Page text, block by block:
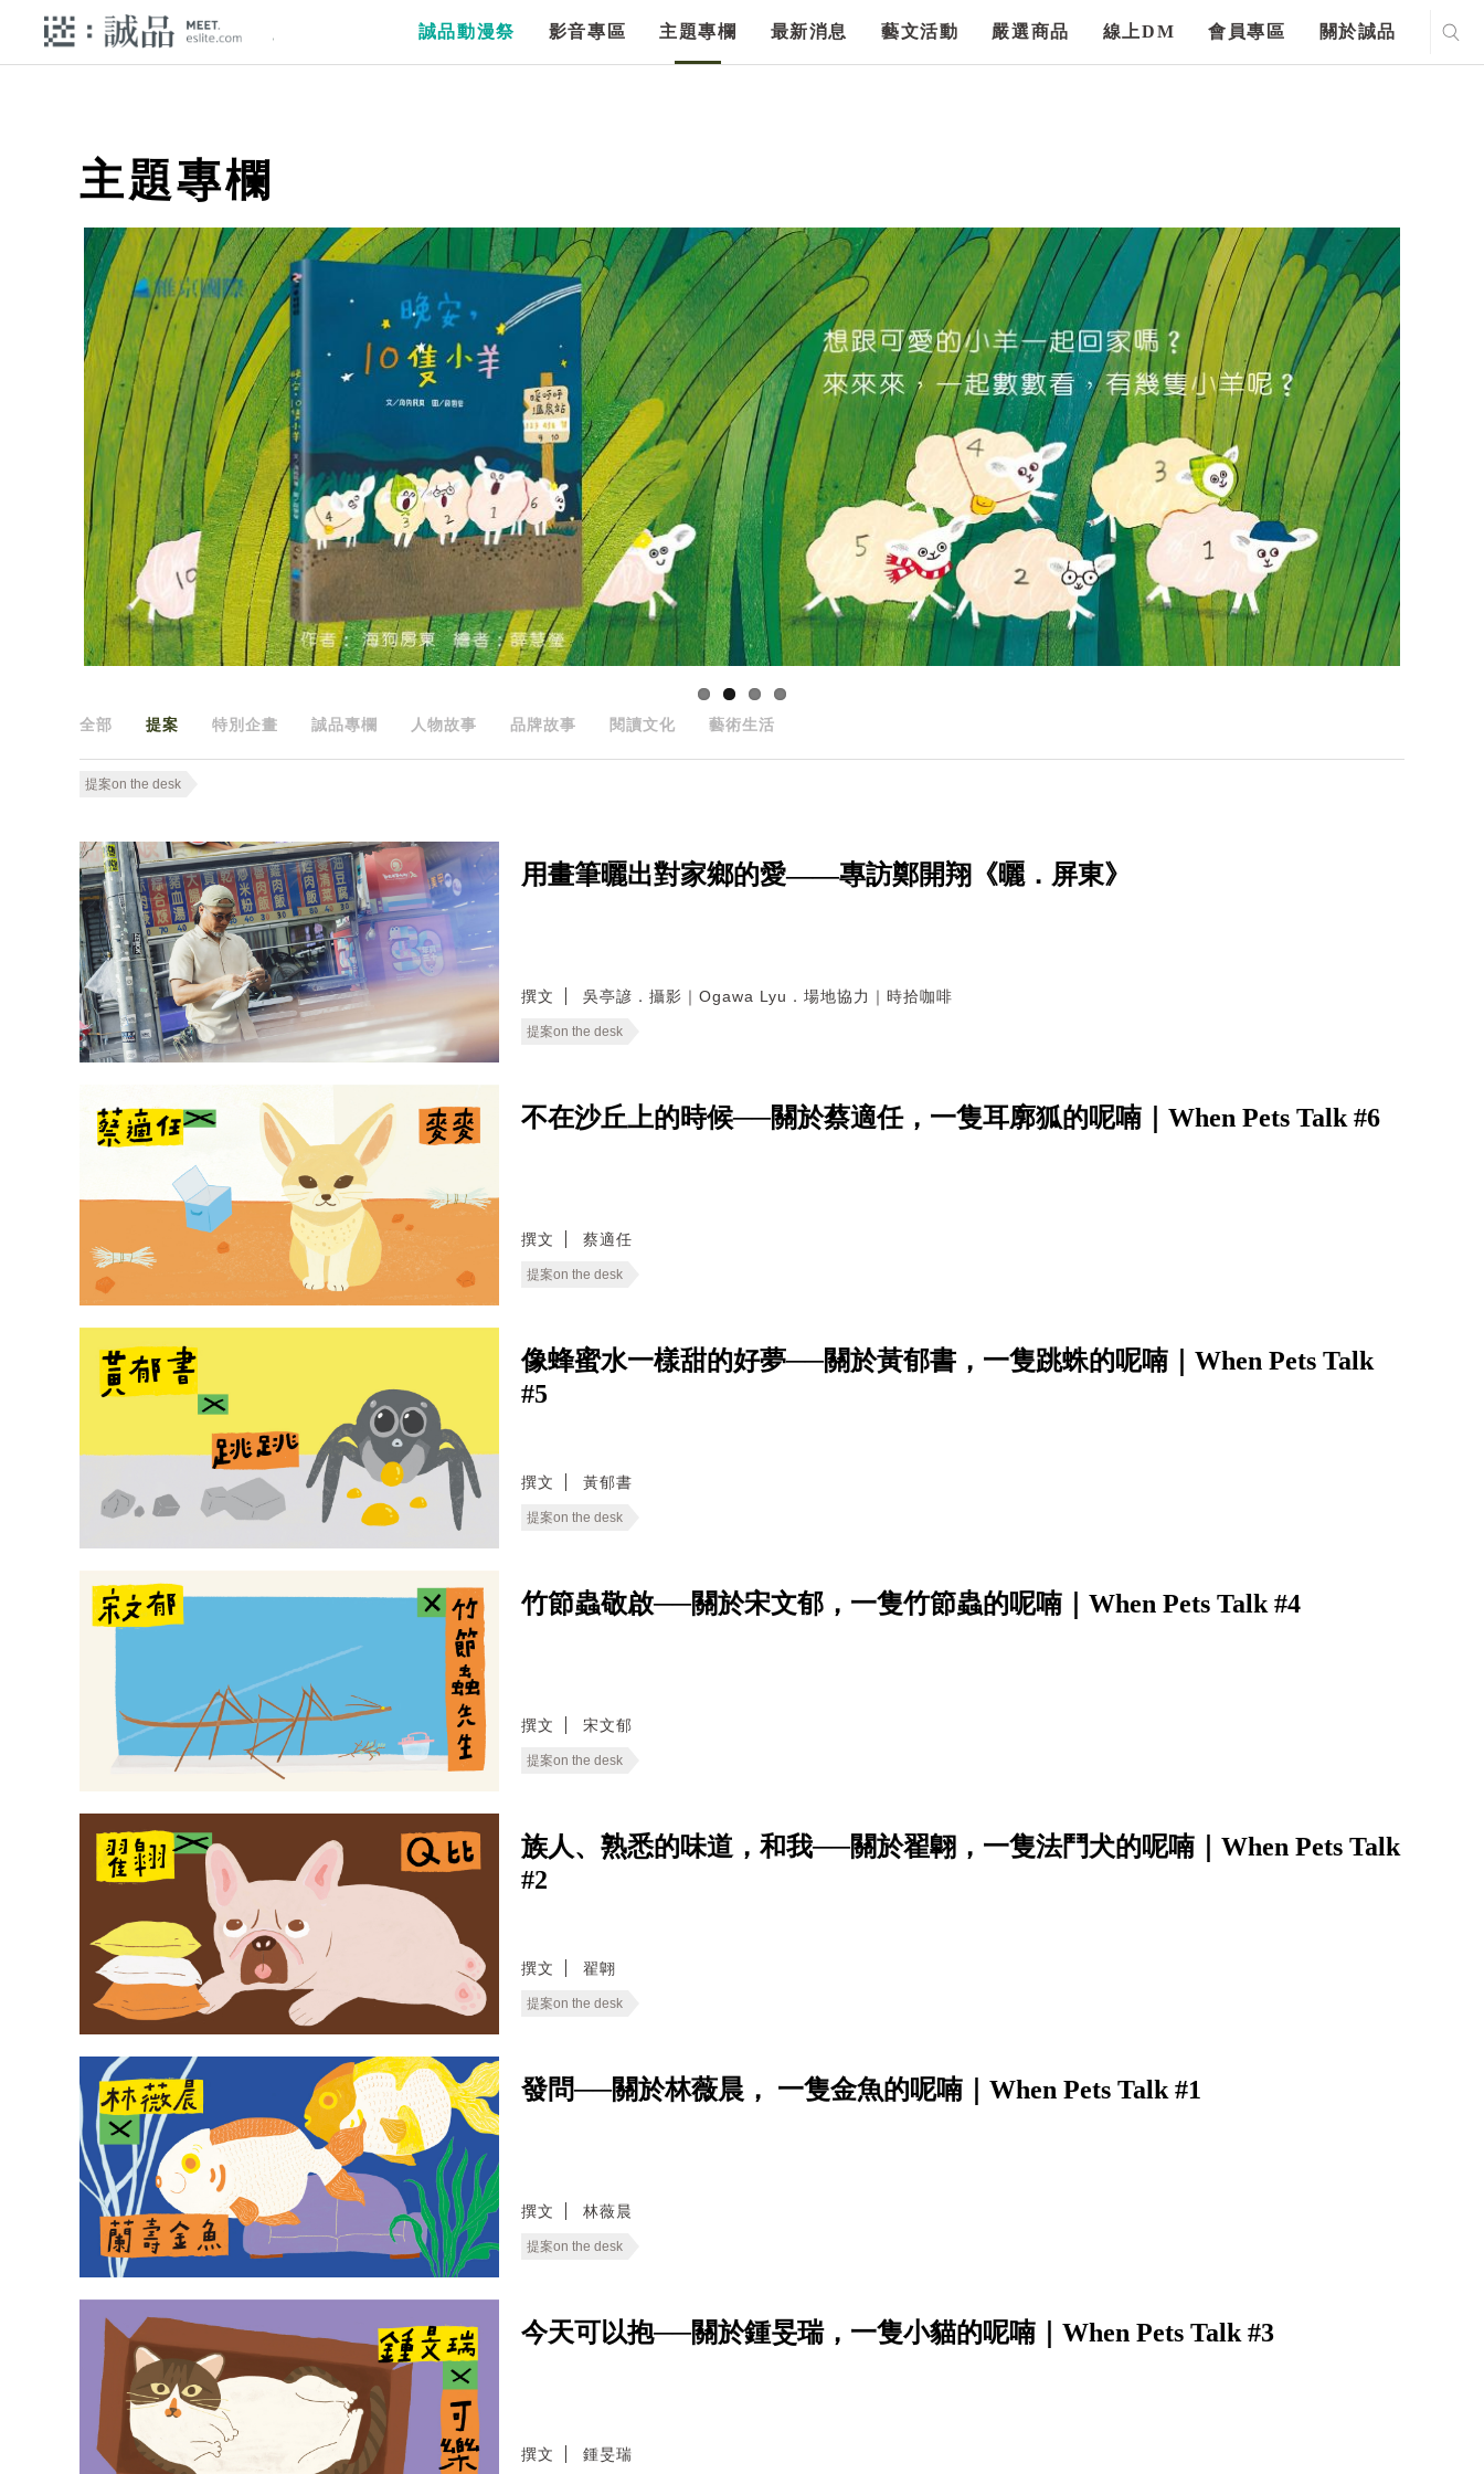
誠品動漫祭 影音專區 主題專欄 最新消息 藝文活動 嚴選商品 線上DM 會員專區 關於誠品
主題專欄
全部 提案 特別企畫 誠品專欄 人物故事 品牌故事 閱讀文化 藝術生活
提案on the desk
用畫筆曬出對家鄉的愛——專訪鄭開翔《曬．屏東》
撰文 吳亭諺．攝影｜Ogawa Lyu．場地協力｜時拾咖啡
提案on the desk
不在沙丘上的時候──關於蔡適任，一隻耳廓狐的呢喃｜When Pets Talk #6
撰文 蔡適任
提案on the desk
像蜂蜜水一樣甜的好夢──關於黃郁書，一隻跳蛛的呢喃｜When Pets Talk
#5
撰文 黃郁書
提案on the desk
竹節蟲敬啟──關於宋文郁，一隻竹節蟲的呢喃｜When Pets Talk #4
撰文 宋文郁
提案on the desk
族人、熟悉的味道，和我──關於翟翺，一隻法鬥犬的呢喃｜When Pets Talk
#2
撰文 翟翺
提案on the desk
發問──關於林薇晨， 一隻金魚的呢喃｜When Pets Talk #1
撰文 林薇晨
提案on the desk
今天可以抱──關於鍾旻瑞，一隻小貓的呢喃｜When Pets Talk #3
撰文 鍾旻瑞